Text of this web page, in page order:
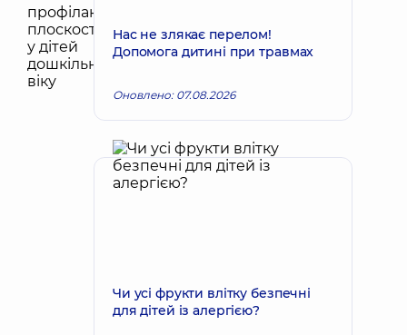
Нас не злякає перелом!
Допомога дитині при травмах
Оновлено: 07.08.2026
Чи усі фрукти влітку безпечні
для дітей із алергією?